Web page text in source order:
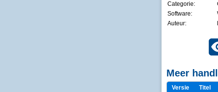
Categorie:
Software:
Auteur:
Meer
Versie
Titel